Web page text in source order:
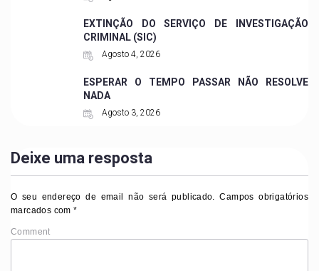
EXTINÇÃO DO SERVIÇO DE INVESTIGAÇÃO
CRIMINAL (SIC)
Agosto 4, 2026
ESPERAR O TEMPO PASSAR NÃO RESOLVE
NADA
Agosto 3, 2026
Deixe uma resposta
O seu endereço de email não será publicado. Campos obrigatórios
marcados com*
Comment